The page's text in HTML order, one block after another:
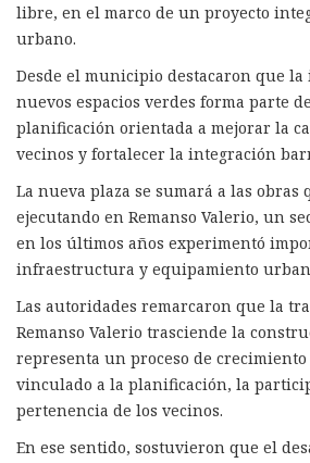
libre, en el marco de un proyecto
urbano.
Desde el municipio destacaron que
nuevos espacios verdes forma parte
planificación orientada a mejorar la
vecinos y fortalecer la integración
La nueva plaza se sumará a las obras
ejecutando en Remanso Valerio, un
en los últimos años experimentó
infraestructura y equipamiento
Las autoridades remarcaron que la
Remanso Valerio trasciende la
representa un proceso de
vinculado a la planificación, la
pertenencia de los vecinos.
En ese sentido, sostuvieron que el